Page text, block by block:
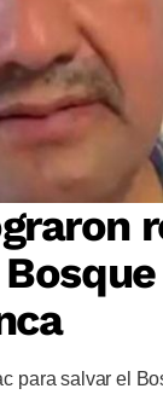
para salvar el